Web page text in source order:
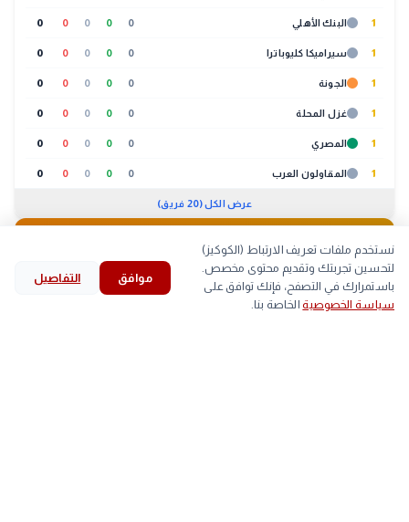
1 البنك الأهلي 0
0
0
0
0
1 سيراميكا كليوباترا 0
0
0
0
0
1 الجونة 0
0
0
0
0
1 غزل المحلة 0
0
0
0
0
1 المصري 0
0
0
0
0
1 المقاولون العرب 0
0
0
0
0
عرض الكل (20 فريق)
🐔 بورصة الدواجن
كتاكيت بط
الصنف
home
الرئيسية
explore
استكشف
history
bookmark
search
نستخدم ملفات تعريف الارتباط (الكوكيز)
لتحسين تجربتك وتقديم محتوى مخصص.
باستمرارك في التصفح، فإنك توافق على
سياسة الخصوصية الخاصة بنا.
موافق التفاصيل